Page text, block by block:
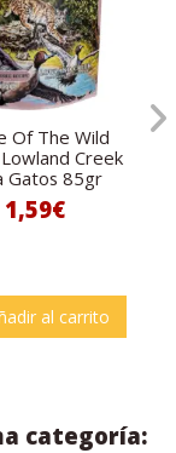
Of The Wild
Creek
Gatos 85gr
1,59€
al carrito
categoría: